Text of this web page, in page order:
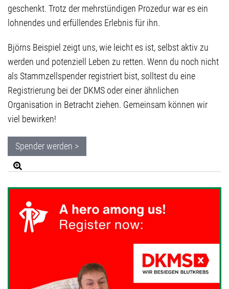
geschenkt. Trotz der mehrstündigen Prozedur war es ein
lohnendes und erfüllendes Erlebnis für ihn.
Björns Beispiel zeigt uns, wie leicht es ist, selbst aktiv zu
werden und potenziell Leben zu retten. Wenn du noch nicht
als Stammzellspender registriert bist, solltest du eine
Registrierung bei der DKMS oder einer ähnlichen
Organisation in Betracht ziehen. Gemeinsam können wir
viel bewirken!
Spender werden >